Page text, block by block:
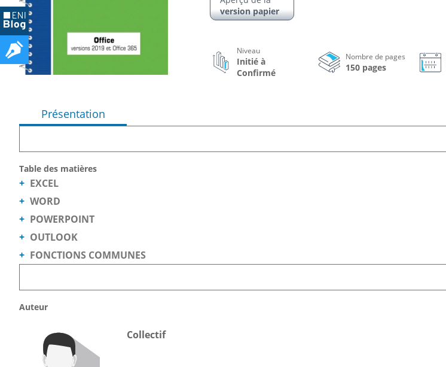
version papier
Niveau
Initié à
Confirmé
Nombre de pages
150 pages
Présentation
Table des matières
EXCEL
WORD
POWERPOINT
OUTLOOK
FONCTIONS COMMUNES
Auteur
Collectif